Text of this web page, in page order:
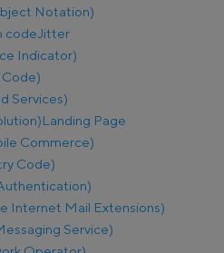
Notation)
codeJitter
Indicator)
Services)
Landing Page
Commerce)
Code)
Internet Mail Extensions)
Service)